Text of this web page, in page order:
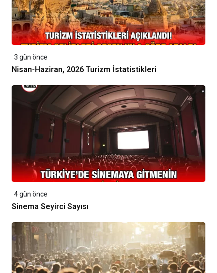
3 gün önce
Nisan-Haziran, 2026 Turizm İstatistikleri
4 gün önce
Sinema Seyirci Sayısı